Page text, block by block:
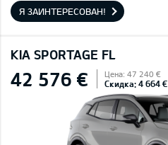
Я ЗАИНТЕРЕСОВАН!
KIA SPORTAGE FL
42 576 € Цена: 47 240 €
Скидка: 4 664 €